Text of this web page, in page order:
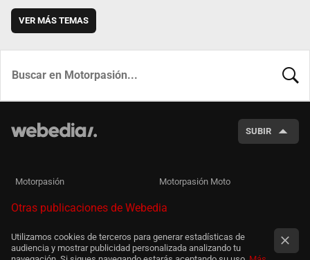
VER MÁS TEMAS
SUBIR
Motorpasión Motorpasión Moto
Otras publicaciones de Webedia
Utilizamos cookies de terceros para generar estadísticas de
audiencia y mostrar publicidad personalizada analizando tu